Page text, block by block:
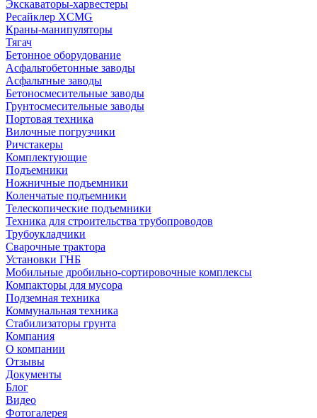
Экскаваторы-харвестеры
Ресайклер XCMG
Краны-манипуляторы
Тягач
Бетонное оборудование
Асфальтобетонные заводы
Асфальтные заводы
Бетоносмесительные заводы
Грунтосмесительные заводы
Портовая техника
Вилочные погрузчики
Ричстакеры
Комплектующие
Подъемники
Ножничные подъемники
Коленчатые подъемники
Телескопические подъемники
Техника для строительства трубопроводов
Трубоукладчики
Сварочные трактора
Установки ГНБ
Мобильные дробильно-сортировочные комплексы
Компакторы для мусора
Подземная техника
Коммунальная техника
Стабилизаторы грунта
Компания
О компании
Отзывы
Документы
Блог
Видео
Фотогалерея